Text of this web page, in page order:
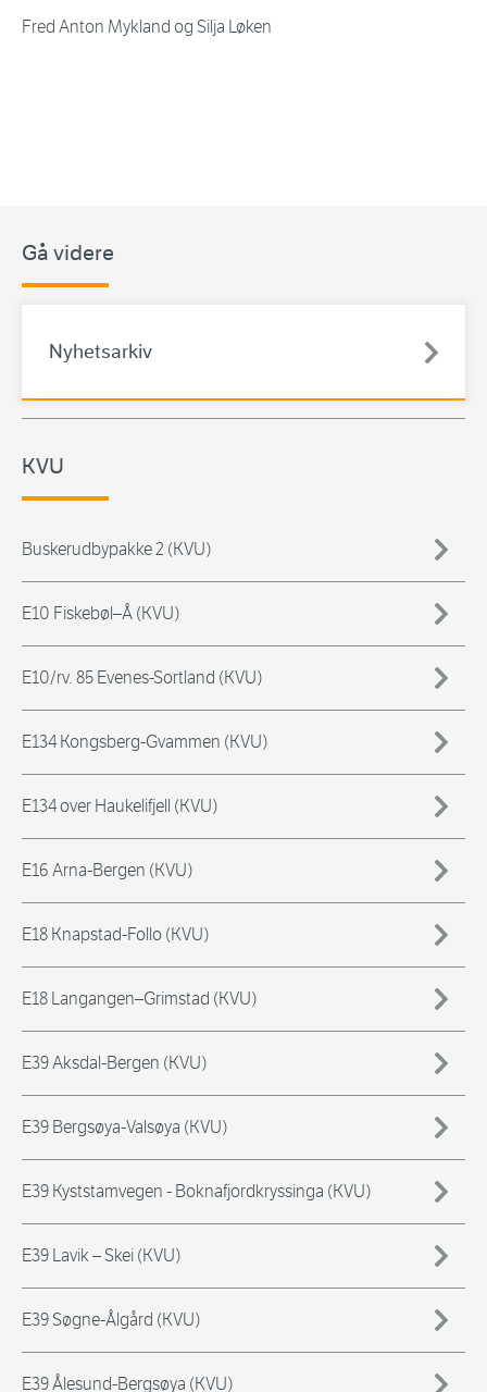
Fred Anton Mykland og Silja Løken
Gå videre
Nyhetsarkiv
KVU
Buskerudbypakke 2 (KVU)
E10 Fiskebøl–Å (KVU)
E10/rv. 85 Evenes-Sortland (KVU)
E134 Kongsberg-Gvammen (KVU)
E134 over Haukelifjell (KVU)
E16 Arna-Bergen (KVU)
E18 Knapstad-Follo (KVU)
E18 Langangen–Grimstad (KVU)
E39 Aksdal-Bergen (KVU)
E39 Bergsøya-Valsøya (KVU)
E39 Kyststamvegen - Boknafjordkryssinga (KVU)
E39 Lavik – Skei (KVU)
E39 Søgne-Ålgård (KVU)
E39 Ålesund-Bergsøya (KVU)